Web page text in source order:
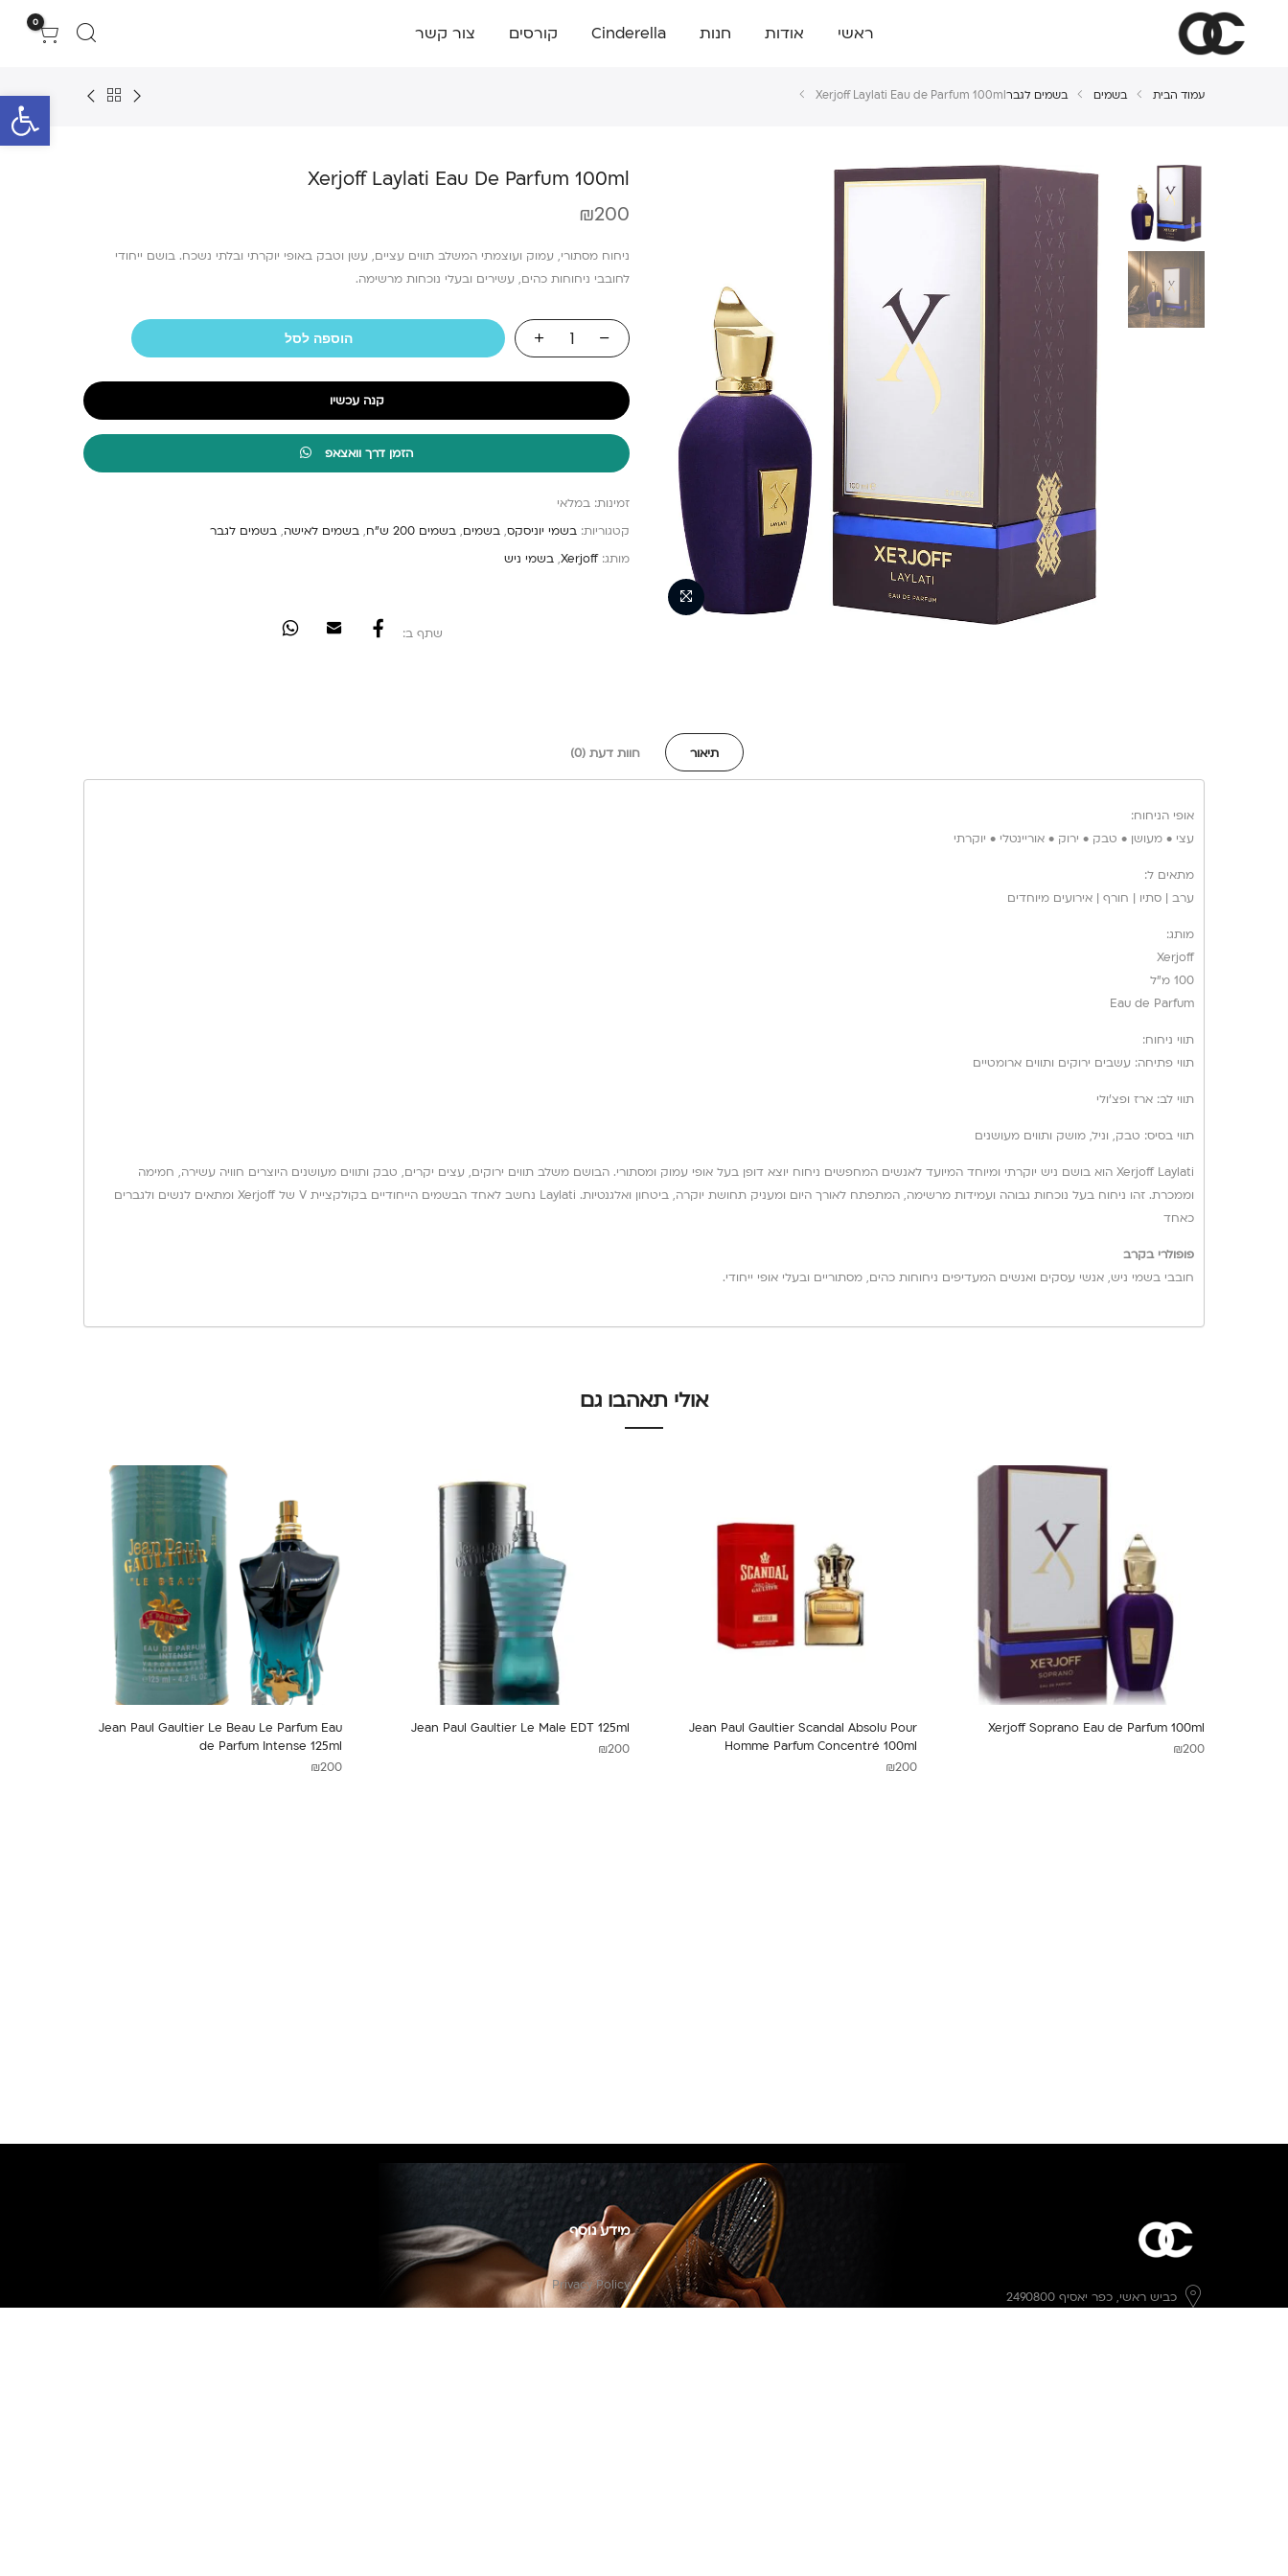
פתח
ראשי אודות חנות Cinderella קורסים צור קשר
0
עמוד הבית בשמים בשמים לגברXerjoff Laylati Eau de Parfum 100ml
Xerjoff Laylati Eau De Parfum 100ml
₪200
ניחוח מסתורי, עמוק ועוצמתי המשלב תווים עציים, עשן וטבק באופי יוקרתי ובלתי נשכח. בושם ייחודי
לחובבי ניחוחות כהים, עשירים ובעלי נוכחות מרשימה.
הוספה לסל
קנה עכשיו
הזמן דרך וואצאפ
זמינות: במלאי
קטגוריות: בשמי יוניסקס, בשמים, בשמים 200 ש"ח , בשמים לאישה, בשמים לגבר
מותג:Xerjoff
, בשמי ניש
שתף ב:
תיאור חוות דעת (0)
אופי הניחוח:
עצי • מעושן • טבק • ירוק • אוריינטלי • יוקרתי
מתאים ל:
ערב | סתיו | חורף | אירועים מיוחדים
מותג:
Xerjoff
100 מ”ל
Eau de Parfum
תווי ניחוח:
תווי פתיחה: עשבים ירוקים ותווים ארומטיים
תווי לב: ארז ופצ’ולי
תווי בסיס: טבק, וניל, מושק ותווים מעושנים
Xerjoff Laylati הוא בושם ניש יוקרתי ומיוחד המיועד לאנשים המחפשים ניחוח יוצא דופן בעל אופי עמוק ומסתורי. הבושם משלב תווים ירוקים, עצים יקרים, טבק ותווים מעושנים היוצרים חוויה עשירה, חמימה
וממכרת. זהו ניחוח בעל נוכחות גבוהה ועמידות מרשימה, המתפתח לאורך היום ומעניק תחושת יוקרה, ביטחון ואלגנטיות. Laylati נחשב לאחד הבשמים הייחודיים בקולקציית V של Xerjoff ומתאים לנשים ולגברים
כאחד
פופולרי בקרב
חובבי בשמי ניש, אנשי עסקים ואנשים המעדיפים ניחוחות כהים, מסתוריים ובעלי אופי ייחודי.
אולי תאהבו גם
Xerjoff Soprano Eau de Parfum 100ml
₪200
Jean Paul Gaultier Scandal Absolu Pour
Homme Parfum Concentré 100ml
₪200
Jean Paul Gaultier Le Male EDT 125ml
₪200
Jean Paul Gaultier Le Beau Le Parfum Eau
de Parfum Intense 125ml
₪200
כביש ראשי, כפר יאסיף 2490800
מידע נוסף
Privacy Policy